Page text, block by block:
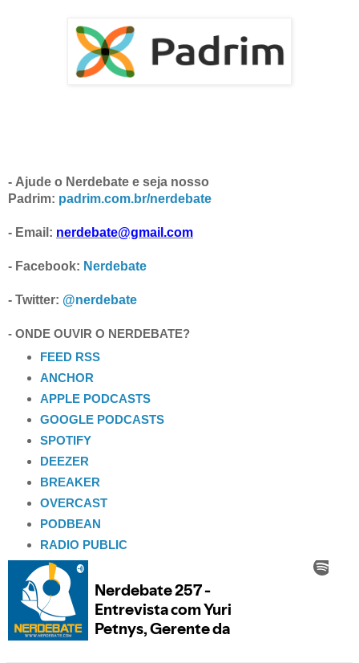
- Ajude o Nerdebate e seja nosso
Padrim: padrim.com.br/nerdebate
- Email: nerdebate@gmail.com
- Facebook: Nerdebate
- Twitter: @nerdebate
- ONDE OUVIR O NERDEBATE?
FEED RSS
ANCHOR
APPLE PODCASTS
GOOGLE PODCASTS
SPOTIFY
DEEZER
BREAKER
OVERCAST
PODBEAN
RADIO PUBLIC